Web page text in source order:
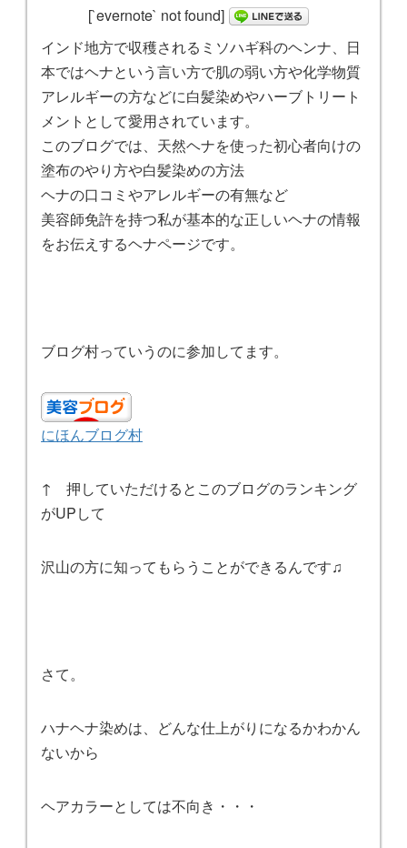
[`evernote` not found]
インド地方で収穫されるミソハギ科のヘンナ、日
本ではヘナという言い方で肌の弱い方や化学物質
アレルギーの方などに白髪染めやハーブトリート
メントとして愛用されています。
このブログでは、天然ヘナを使った初心者向けの
塗布のやり方や白髪染めの方法
ヘナの口コミやアレルギーの有無など
美容師免許を持つ私が基本的な正しいヘナの情報
をお伝えするヘナページです。
ブログ村っていうのに参加してます。
にほんブログ村
↑ 押していただけるとこのブログのランキング
がUPして
沢山の方に知ってもらうことができるんです♫
さて。
ハナヘナ染めは、どんな仕上がりになるかわかん
ないから
ヘアカラーとしては不向き・・・